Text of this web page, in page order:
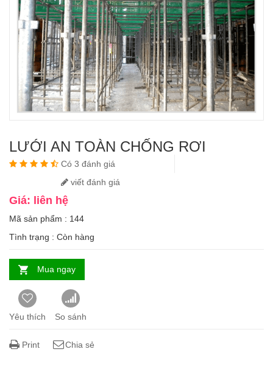
LƯỚI AN TOÀN CHỐNG RƠI
Có 3 đánh giá
viết đánh giá
Giá: liên hệ
Mã sản phẩm : 144
Tình trạng : Còn hàng
Mua ngay
Yêu thích So sánh
Print Chia sẻ